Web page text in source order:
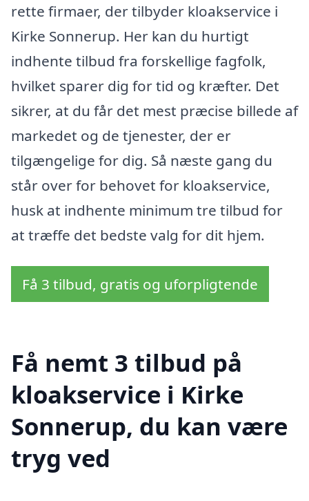
rette firmaer, der tilbyder kloakservice i
Kirke Sonnerup. Her kan du hurtigt
indhente tilbud fra forskellige fagfolk,
hvilket sparer dig for tid og kræfter. Det
sikrer, at du får det mest præcise billede af
markedet og de tjenester, der er
tilgængelige for dig. Så næste gang du
står over for behovet for kloakservice,
husk at indhente minimum tre tilbud for
at træffe det bedste valg for dit hjem.
Få 3 tilbud, gratis og uforpligtende
Få nemt 3 tilbud på
kloakservice i Kirke
Sonnerup, du kan være
tryg ved